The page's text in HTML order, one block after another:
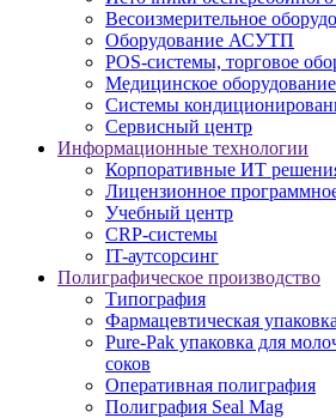
Весоизмерительное
Оборудование АСУТП
POS-системы, торговое
Медицинское
Системы
Сервисный центр
Информационные технологии
Корпоративные ИТ
Лицензионное
Учебный центр
CRP-системы
IT-аутсорсинг
Полиграфическое производство
Типография
Фармацевтическая упаковка
Pure-Pak упаковка для
соков
Оперативная полиграфия
Полиграфия Seal Mag